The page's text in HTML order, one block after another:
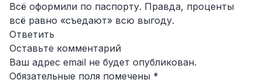
Всё оформили по паспорту. Правда, проценты
всё равно «съедают» всю выгоду.
Ответить
Оставьте комментарий
Ваш адрес email не будет опубликован.
Обязательные поля помечены *